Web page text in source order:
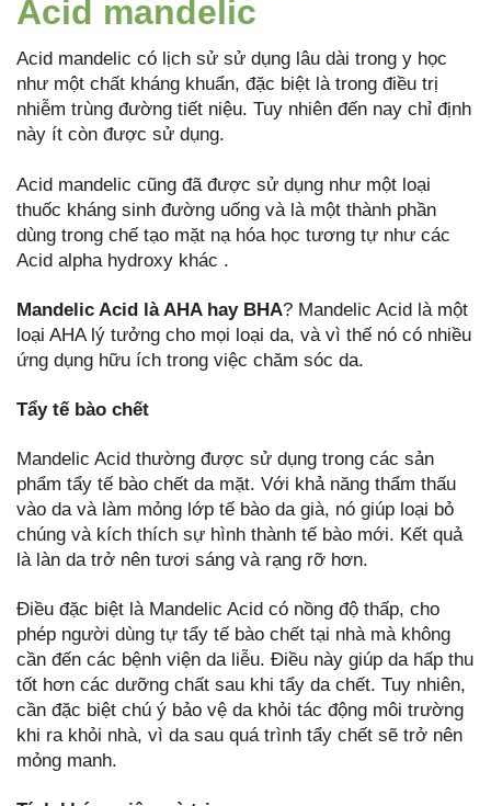
Acid mandelic
Acid mandelic có lịch sử sử dụng lâu dài trong y học
như một chất kháng khuẩn, đặc biệt là trong điều trị
nhiễm trùng đường tiết niệu. Tuy nhiên đến nay chỉ định
này ít còn được sử dụng.
Acid mandelic cũng đã được sử dụng như một loại
thuốc kháng sinh đường uống và là một thành phần
dùng trong chế tạo mặt nạ hóa học tương tự như các
Acid alpha hydroxy khác .
Mandelic Acid là AHA hay BHA? Mandelic Acid là một
loại AHA lý tưởng cho mọi loại da, và vì thế nó có nhiều
ứng dụng hữu ích trong việc chăm sóc da.
Tẩy tế bào chết
Mandelic Acid thường được sử dụng trong các sản
phẩm tẩy tế bào chết da mặt. Với khả năng thẩm thấu
vào da và làm mỏng lớp tế bào da già, nó giúp loại bỏ
chúng và kích thích sự hình thành tế bào mới. Kết quả
là làn da trở nên tươi sáng và rạng rỡ hơn.
Điều đặc biệt là Mandelic Acid có nồng độ thấp, cho
phép người dùng tự tẩy tế bào chết tại nhà mà không
cần đến các bệnh viện da liễu. Điều này giúp da hấp thu
tốt hơn các dưỡng chất sau khi tẩy da chết. Tuy nhiên,
cần đặc biệt chú ý bảo vệ da khỏi tác động môi trường
khi ra khỏi nhà, vì da sau quá trình tẩy chết sẽ trở nên
mỏng manh.